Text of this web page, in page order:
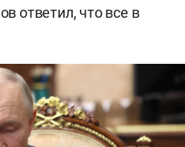
ответил, что все в